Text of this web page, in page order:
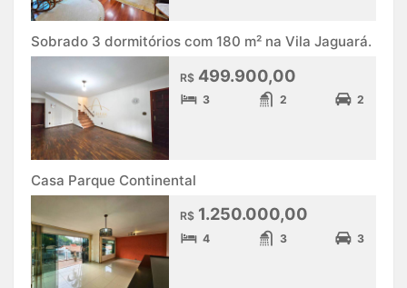
Sobrado 3 dormitórios com 180 m² na Vila Jaguará.
R$ 499.900,00
3 2 2
Casa Parque Continental
R$ 1.250.000,00
4 3 3